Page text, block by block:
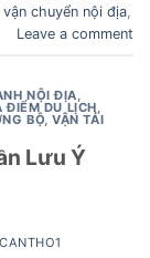
vận chuyển nội địa,
Leave a comment
NỘI ĐỊA
ĐIỂM DU LỊCH
BỘ ,VẬN TẢI
Lưu Ý